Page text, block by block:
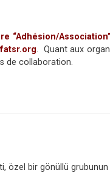
“Adhésion/Association”
. Quant aux
de collaboration.
özel bir gönüllü grubunun